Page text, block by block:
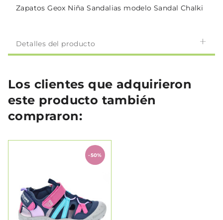
Zapatos Geox Niña Sandalias modelo Sandal Chalki
Detalles del producto
Los clientes que adquirieron
este producto también
compraron:
-50%